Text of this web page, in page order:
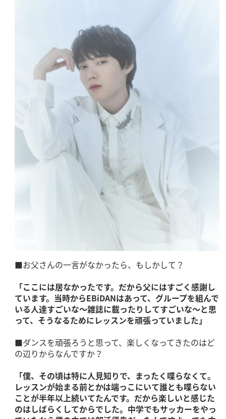
■お父さんの一言がなかったら、もしかして？
「ここには居なかったです。だから父にはすごく感謝し
ています。当時からEBiDANはあって、グループを組んで
いる人達すごいな～雑誌に載ったりしてすごいな～と思
って、そうなるためにレッスンを頑張っていました」
■ダンスを頑張ろうと思って、楽しくなってきたのはど
の辺りからなんですか？
「僕、その頃は特に人見知りで、まったく喋らなくて。
レッスンが始まる前とかは端っこにいて誰とも喋らない
ことが半年以上続いてたんです。だから楽しいと感じた
のはしばらくしてからでした。中学でもサッカーをやっ